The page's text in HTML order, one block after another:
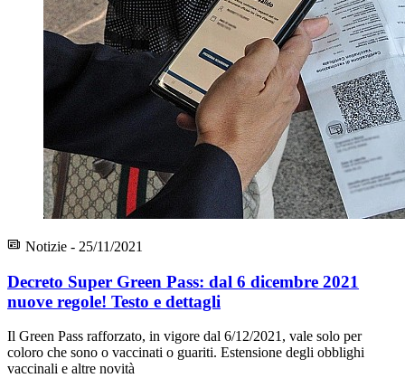
Notizie - 25/11/2021
Decreto Super Green Pass: dal 6 dicembre 2021
nuove regole! Testo e dettagli
Il Green Pass rafforzato, in vigore dal 6/12/2021, vale solo per
coloro che sono o vaccinati o guariti. Estensione degli obblighi
vaccinali e altre novità